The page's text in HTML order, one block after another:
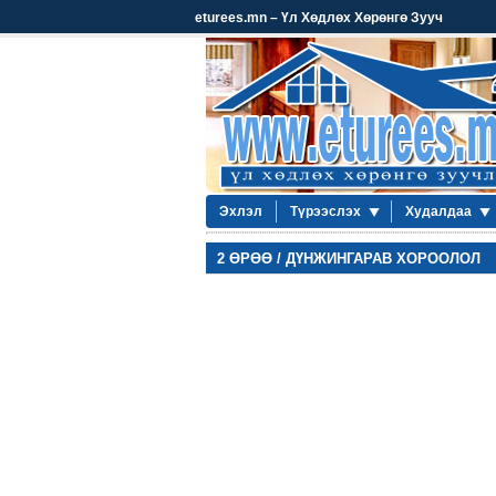
eturees.mn – Үл Хөдлөх Хөрөнгө Зууч
Эхлэл Түрээслэх Худалдаа
2 ӨРӨӨ / ДҮНЖИНГАРАВ ХОРООЛОЛ